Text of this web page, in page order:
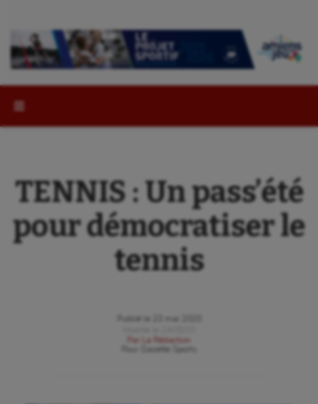
TENNIS : Un pass’été
pour démocratiser le
tennis
Publié le
23 mai 2020
Par
La Rédaction
Gazette Sports